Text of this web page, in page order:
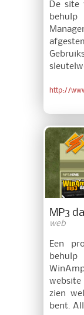
De site
http://
MP3
web
Een
zien
bent.